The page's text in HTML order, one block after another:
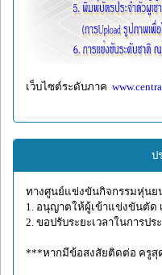
เว็บไซต์ระดับภาค
ป
ทางศูนย์แข่งขันกิจกรรมหุ่นย
1. อนุญาตให้ผู้เข้าแข่งขันตัด
2. ขอปรับระยะเวลาในการป
***หากมีข้อสงสัยติดต่อ ครูสุด